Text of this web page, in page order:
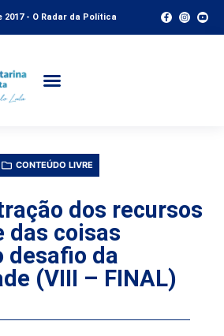
2017 - O Radar da Política
CONTEÚDO LIVRE
dos recursos
das coisas
desafio da
(VIII – FINAL)